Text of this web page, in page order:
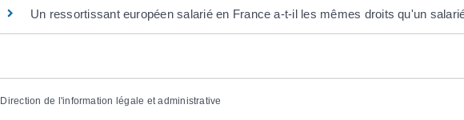
Un ressortissant européen salarié en France a-t-il les mêmes droits qu'un
Direction de l'information légale et administrative